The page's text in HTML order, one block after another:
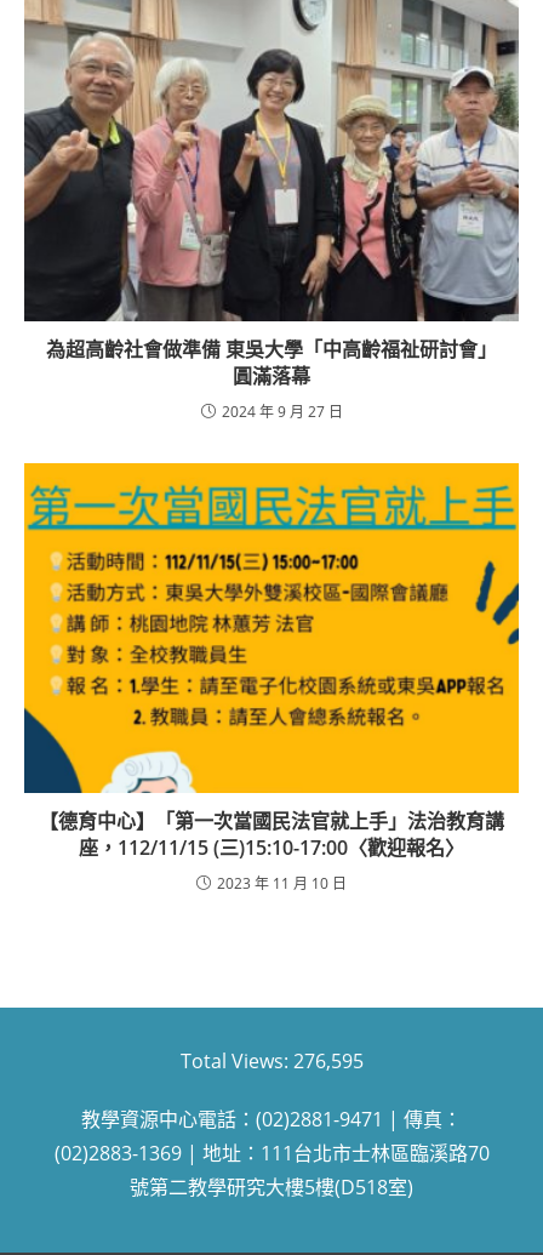
為超高齡社會做準備 東吳大學「中高齡福祉研討會」
圓滿落幕
2024 年 9 月 27 日
【德育中心】「第一次當國民法官就上手」法治教育講
座，112/11/15 (三)15:10-17:00〈歡迎報名〉
2023 年 11 月 10 日
Total Views: 276,595
教學資源中心電話：(02)2881-9471 | 傳真：
(02)2883-1369 | 地址：111台北市士林區臨溪路70
號第二教學研究大樓5樓(D518室)